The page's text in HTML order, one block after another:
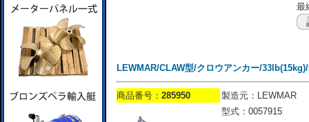
最
LEWMAR/CLAW型/クロウアンカー/
商品番号： 285950
製造元：LEWMAR
型式：0057915